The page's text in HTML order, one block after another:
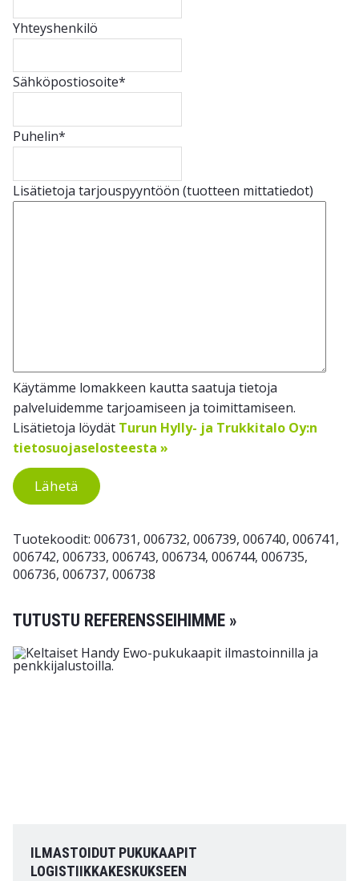
Yhteyshenkilö
Sähköpostiosoite*
Puhelin*
Lisätietoja tarjouspyyntöön (tuotteen mittatiedot)
Käytämme lomakkeen kautta saatuja tietoja
palveluidemme tarjoamiseen ja toimittamiseen.
Lisätietoja löydät Turun Hylly- ja Trukkitalo Oy:n
tietosuojaselosteesta »
Lähetä
Tuotekoodit: 006731, 006732, 006739, 006740, 006741,
006742, 006733, 006743, 006734, 006744, 006735,
006736, 006737, 006738
TUTUSTU REFERENSSEIHIMME »
ILMASTOIDUT PUKUKAAPIT
LOGISTIIKKAKESKUKSEEN